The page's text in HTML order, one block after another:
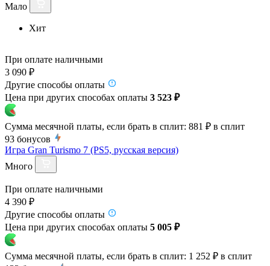
Мало
Хит
При оплате наличными
3 090 ₽
Другие способы оплаты
Цена при других способах оплаты 3 523 ₽
Сумма месячной платы, если брать в сплит: 881 ₽ в сплит
93 бонусов
Игра Gran Turismo 7 (PS5, русская версия)
Много
При оплате наличными
4 390 ₽
Другие способы оплаты
Цена при других способах оплаты 5 005 ₽
Сумма месячной платы, если брать в сплит: 1 252 ₽ в сплит